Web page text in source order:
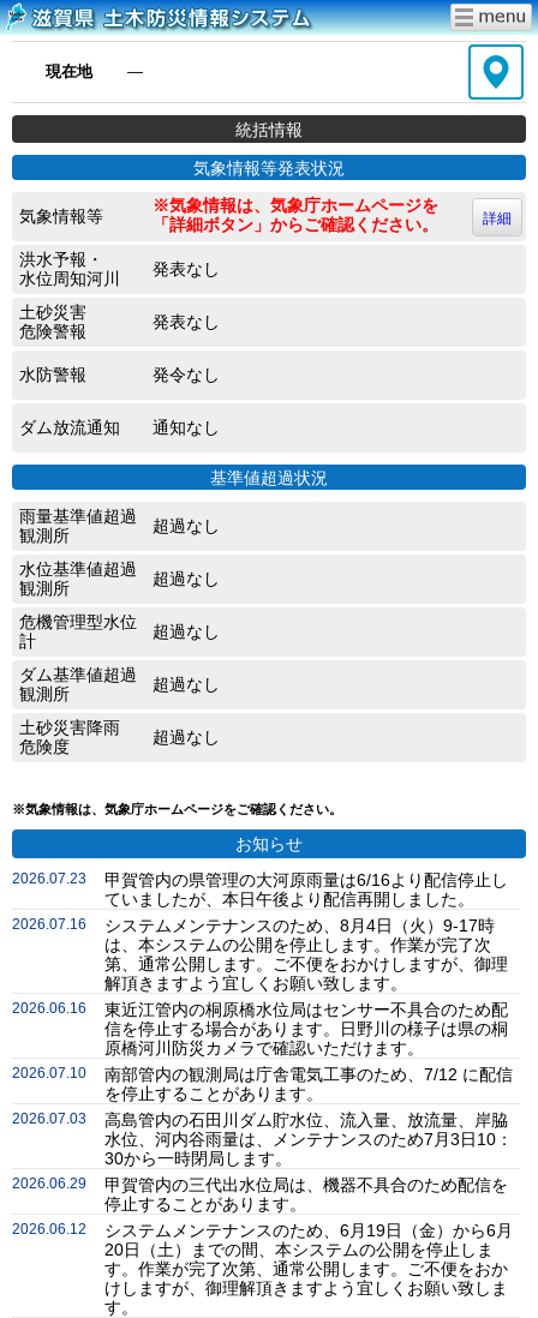
現在地 ―
統括情報
気象情報等発表状況
気象情報等
※気象情報は、気象庁ホームページを
「詳細ボタン」からご確認ください。
詳細
洪水予報・
水位周知河川
発表なし
土砂災害
危険警報
発表なし
水防警報 発令なし
ダム放流通知 通知なし
基準値超過状況
雨量基準値超過
観測所
超過なし
水位基準値超過
観測所
超過なし
危機管理型水位
計
超過なし
ダム基準値超過
観測所
超過なし
土砂災害降雨
危険度
超過なし
※気象情報は、気象庁ホームページをご確認ください。
お知らせ
2026.07.23
甲賀管内の県管理の大河原雨量は6/16より配信停止し
ていましたが、本日午後より配信再開しました。
2026.07.16
システムメンテナンスのため、8月4日（火）9-17時
は、本システムの公開を停止します。作業が完了次
第、通常公開します。ご不便をおかけしますが、御理
解頂きますよう宜しくお願い致します。
2026.06.16
東近江管内の桐原橋水位局はセンサー不具合のため配
信を停止する場合があります。日野川の様子は県の桐
原橋河川防災カメラで確認いただけます。
2026.07.10
南部管内の観測局は庁舎電気工事のため、7/12 に配信
を停止することがあります。
2026.07.03
高島管内の石田川ダム貯水位、流入量、放流量、岸脇
水位、河内谷雨量は、メンテナンスのため7月3日10：
30から一時閉局します。
2026.06.29
甲賀管内の三代出水位局は、機器不具合のため配信を
停止することがあります。
2026.06.12
システムメンテナンスのため、6月19日（金）から6月
20日（土）までの間、本システムの公開を停止しま
す。作業が完了次第、通常公開します。ご不便をおか
けしますが、御理解頂きますよう宜しくお願い致しま
す。